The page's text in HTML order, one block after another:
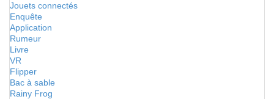
Jouets connectés
Enquête
Application
Rumeur
Livre
VR
Flipper
Bac à sable
Rainy Frog